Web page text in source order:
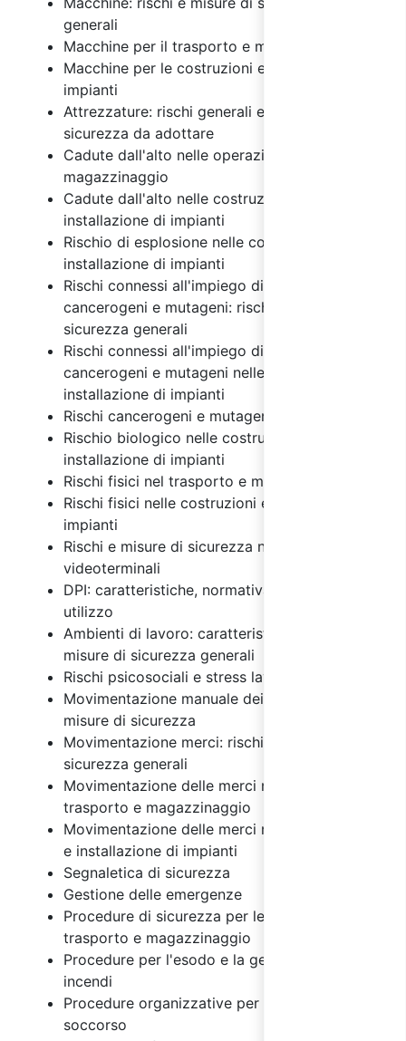
generali
Macchine per il trasporto e magazzinaggio
Macchine per le costruzioni e installazione di
impianti
Attrezzature: rischi generali e misure di
sicurezza da adottare
Cadute dall'alto nelle operazioni di
magazzinaggio
Cadute dall'alto nelle costruzioni e
installazione di impianti
Rischio di esplosione nelle costruzioni e
installazione di impianti
Rischi connessi all'impiego di agenti chimici,
cancerogeni e mutageni: rischi e misure di
sicurezza generali
Rischi connessi all'impiego di agenti chimici,
cancerogeni e mutageni nelle costruzioni e
installazione di impianti
Rischi cancerogeni e mutageni
Rischio biologico nelle costruzioni e
installazione di impianti
Rischi fisici nel trasporto e magazzinaggio
Rischi fisici nelle costruzioni e installazione di
impianti
Rischi e misure di sicurezza nell'uso dei
videoterminali
DPI: caratteristiche, normativa e regole di
utilizzo
Ambienti di lavoro: caratteristiche, rischi e
misure di sicurezza generali
Rischi psicosociali e stress lavoro correlato
Movimentazione manuale dei carichi: rischi e
misure di sicurezza
Movimentazione merci: rischi e misure di
sicurezza generali
Movimentazione delle merci nelle attività di
trasporto e magazzinaggio
Movimentazione delle merci nelle costruzioni
e installazione di impianti
Segnaletica di sicurezza
Gestione delle emergenze
Procedure di sicurezza per le attività di
trasporto e magazzinaggio
Procedure per l'esodo e la gestione degli
incendi
Procedure organizzative per il primo
soccorso